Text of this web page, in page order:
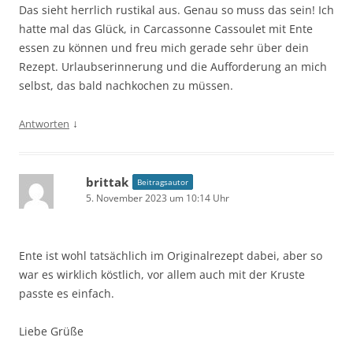
Das sieht herrlich rustikal aus. Genau so muss das sein! Ich
hatte mal das Glück, in Carcassonne Cassoulet mit Ente
essen zu können und freu mich gerade sehr über dein
Rezept. Urlaubserinnerung und die Aufforderung an mich
selbst, das bald nachkochen zu müssen.
Antworten ↓
brittak Beitragsautor
5. November 2023 um 10:14 Uhr
Ente ist wohl tatsächlich im Originalrezept dabei, aber so
war es wirklich köstlich, vor allem auch mit der Kruste
passte es einfach.
Liebe Grüße